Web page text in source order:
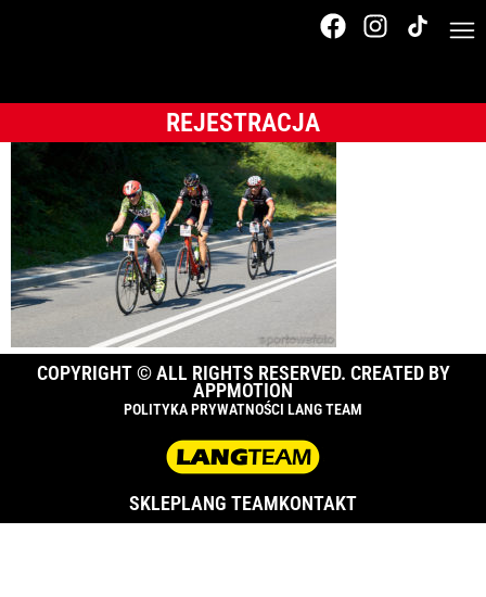
REJESTRACJA
Tour de Pologne
COPYRIGHT © ALL RIGHTS RESERVED. CREATED BY
APPMOTION
POLITYKA PRYWATNOŚCI LANG TEAM
SKLEPLANG TEAMKONTAKT